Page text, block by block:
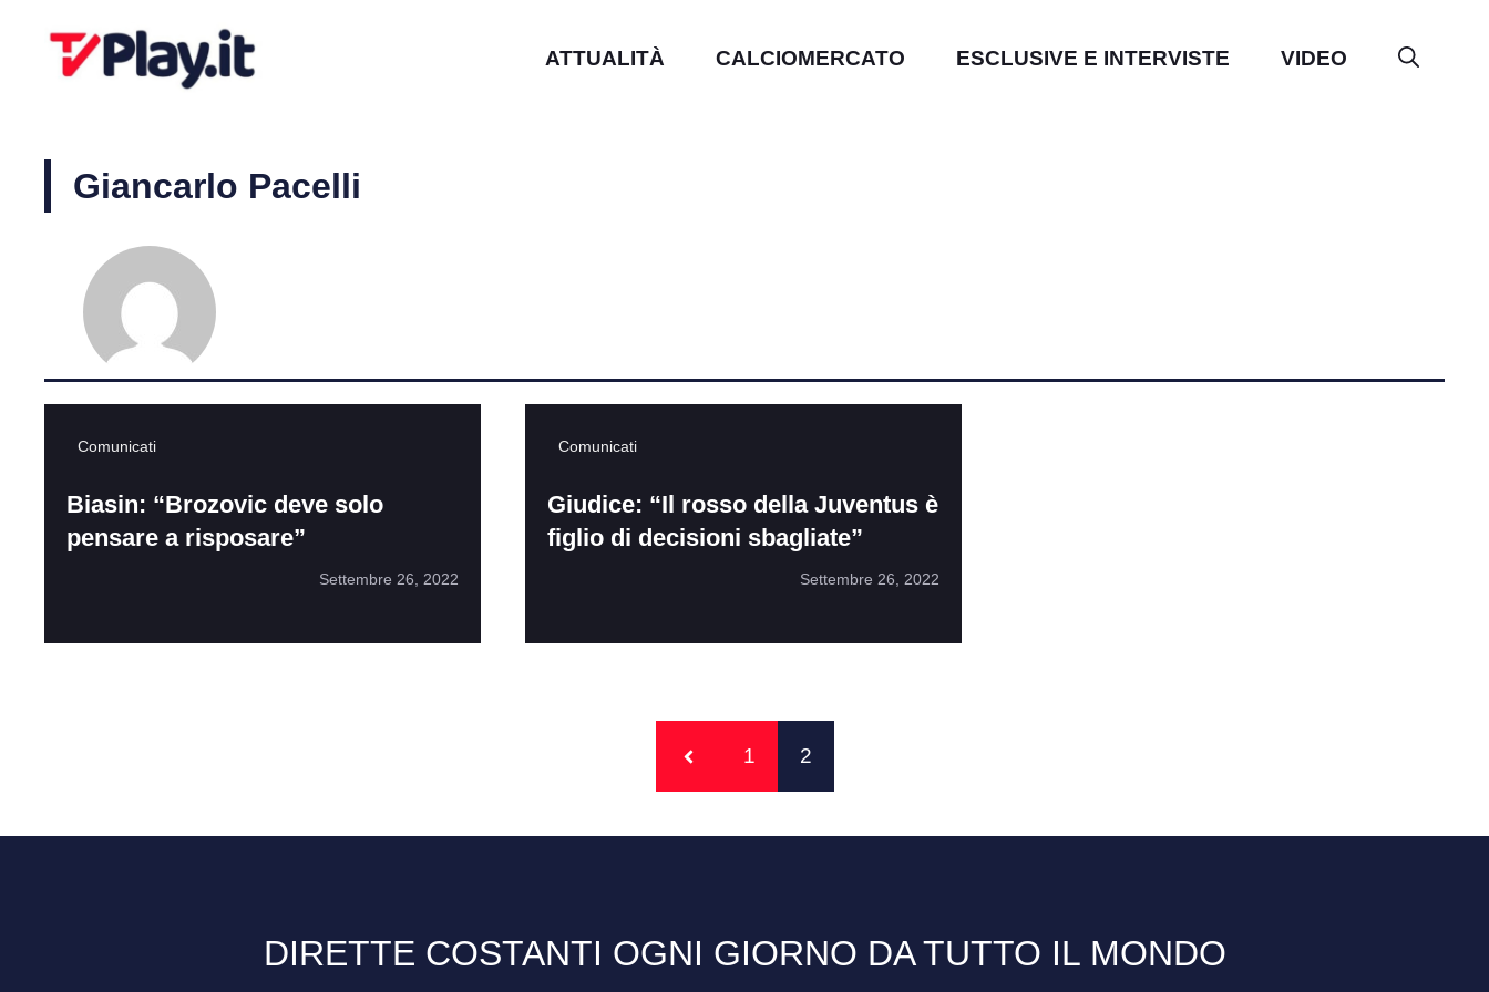
ATTUALITÀ CALCIOMERCATO ESCLUSIVE E INTERVISTE VIDEO
Giancarlo Pacelli
Comunicati
Biasin: “Brozovic deve solo
pensare a risposare”
Settembre 26, 2022
Comunicati
Giudice: “Il rosso della Juventus è
figlio di decisioni sbagliate”
Settembre 26, 2022
1 2
DIRETTE COSTANTI OGNI GIORNO DA TUTTO IL MONDO